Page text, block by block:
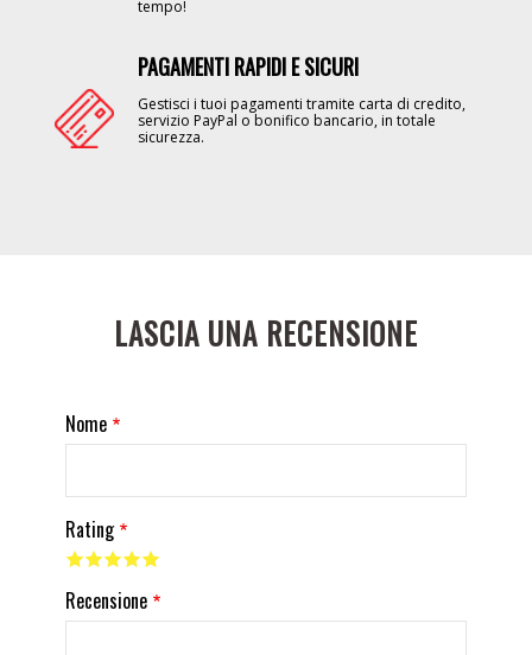
tempo!
PAGAMENTI RAPIDI E SICURI
Gestisci i tuoi pagamenti tramite carta di credito,
servizio PayPal o bonifico bancario, in totale
sicurezza.
LASCIA UNA RECENSIONE
Nome
Rating
Recensione